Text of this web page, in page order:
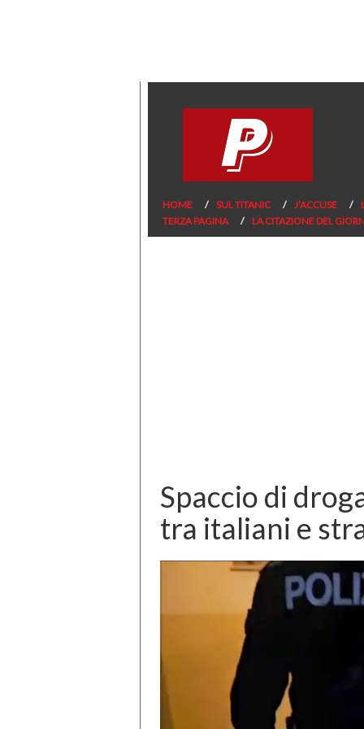
HOME SUL TITANIC J’ACCUSE
TERZA PAGINA
LA CITAZIONE DEL
Spaccio di
tra italiani e